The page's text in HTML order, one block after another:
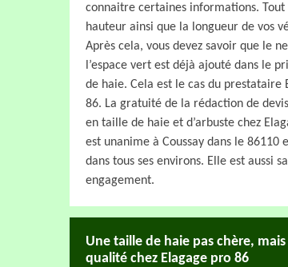
connaitre certaines informations. Tout
hauteur ainsi que la longueur de vos
Après cela, vous devez savoir que le
l’espace vert est déjà ajouté dans le
de haie. Cela est le cas du prestataire
86. La gratuité de la rédaction de
en taille de haie et d’arbuste chez
est unanime à Coussay dans le 86110
dans tous ses environs. Elle est aussi
engagement.
Une taille de haie pas chère,
qualité chez Elagage pro 86